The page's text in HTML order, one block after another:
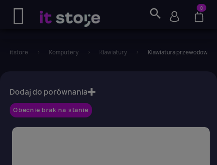
search 0
itstore Komputery Klawiatury Klawiatura przewodowa
Obecnie brak na stanie
Dodaj do porównania